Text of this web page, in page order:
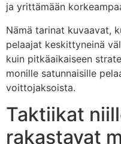
ja yrittämään
Nämä tarinat kuvaavat,
pelaajat keskittyneinä
kuin pitkäaikaiseen
monille satunnaisille
voittojaksoista.
Taktiikat
rakastavat